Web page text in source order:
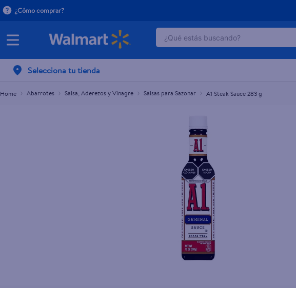
¿Cómo comprar?
¿Qué estás buscando?
Selecciona tu tienda
Abarrotes Salsa, Aderezos y Vinagre Salsas para Sazonar A1 Steak Sauce 283 g
A1 Steak Sauce 283 g
TÉRMINOS MÁS BUSCADOS
2.
dove uv
huggies
pantene mascarilla
hellmanns
.
refrigerador
8.
ventilador
9.
pampers
10
tv